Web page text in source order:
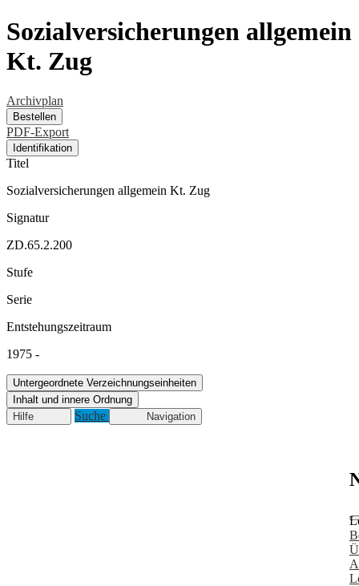
Sozialversicherungen allgemein
Kt. Zug
Archivplan
Bestellen
PDF-Export
Identifikation
Titel
Sozialversicherungen allgemein Kt. Zug
Signatur
ZD.65.2.200
Stufe
Serie
Entstehungszeitraum
1975 -
Untergeordnete Verzeichnungseinheiten
Inhalt und innere Ordnung
Hilfe
Suche Navigation